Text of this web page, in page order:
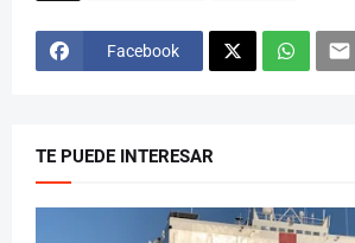
Facebook
TE PUEDE INTERESAR